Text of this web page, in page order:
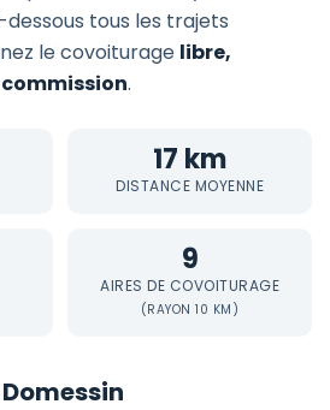
dessous tous les trajets
le covoiturage libre,
.
17 km
DISTANCE MOYENNE
9
AIRES DE COVOITURAGE
(RAYON 10 KM)